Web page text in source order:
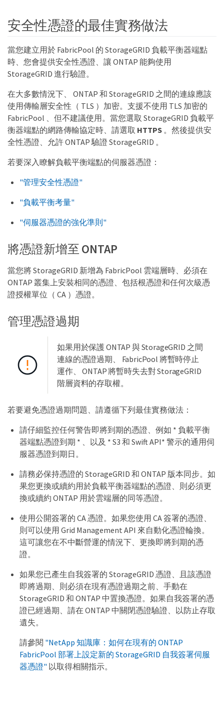
安全性憑證的最佳實務做法
當您建立用於 FabricPool 的 StorageGRID 負載平衡器端點
時、您會提供安全性憑證、讓 ONTAP 能夠使用
StorageGRID 進行驗證。
在大多數情況下、 ONTAP 和 StorageGRID 之間的連線應該
使用傳輸層安全性（ TLS ）加密。支援不使用 TLS 加密的
FabricPool 、但不建議使用。當您選取 StorageGRID 負載平
衡器端點的網路傳輸協定時、請選取 HTTPS。然後提供安
全性憑證、允許 ONTAP 驗證 StorageGRID 。
若要深入瞭解負載平衡端點的伺服器憑證：
"管理安全性憑證"
"負載平衡考量"
"伺服器憑證的強化準則"
將憑證新增至 ONTAP
當您將 StorageGRID 新增為 FabricPool 雲端層時、必須在
ONTAP 叢集上安裝相同的憑證、包括根憑證和任何次級憑
證授權單位（ CA ）憑證。
管理憑證過期
如果用於保護 ONTAP 與 StorageGRID 之間
連線的憑證過期、 FabricPool 將暫時停止
運作、 ONTAP 將暫時失去對 StorageGRID
階層資料的存取權。
若要避免憑證過期問題、請遵循下列最佳實務做法：
請仔細監控任何警告即將到期的憑證、例如 * 負載平衡
器端點憑證到期 * 、以及 * S3 和 Swift API* 警示的通用伺
服器憑證到期日。
請務必保持憑證的 StorageGRID 和 ONTAP 版本同步。如
果您更換或續約用於負載平衡器端點的憑證、則必須更
換或續約 ONTAP 用於雲端層的同等憑證。
使用公開簽署的 CA 憑證。如果您使用 CA 簽署的憑證、
則可以使用 Grid Management API 來自動化憑證輪換。
這可讓您在不中斷營運的情況下、更換即將到期的憑
證。
如果您已產生自我簽署的 StorageGRID 憑證、且該憑證
即將過期、則必須在現有憑證過期之前、手動在
StorageGRID 和 ONTAP 中置換憑證。如果自我簽署的憑
證已經過期、請在 ONTAP 中關閉憑證驗證、以防止存取
遺失。
請參閱 "NetApp 知識庫：如何在現有的 ONTAP
FabricPool 部署上設定新的 StorageGRID 自我簽署伺服
器憑證" 以取得相關指示。